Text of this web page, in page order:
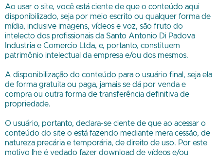
Ao usar o site, você está ciente de que o conteúdo aqui
disponibilizado, seja por meio escrito ou qualquer forma de
mídia, inclusive imagens, vídeos e voz, são fruto do
intelecto dos profissionais da Santo Antonio Di Padova
Industria e Comercio Ltda, e, portanto, constituem
patrimônio intelectual da empresa e/ou dos mesmos.
A disponibilização do conteúdo para o usuário final, seja ela
de forma gratuita ou paga, jamais se dá por venda e
compra ou outra forma de transferência definitiva de
propriedade.
O usuário, portanto, declara-se ciente de que ao acessar o
conteúdo do site o está fazendo mediante mera cessão, de
natureza precária e temporária, de direito de uso. Por este
motivo lhe é vedado fazer download de vídeos e/ou